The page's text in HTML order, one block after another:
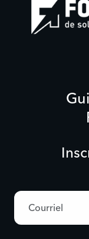
Adresse
courriel